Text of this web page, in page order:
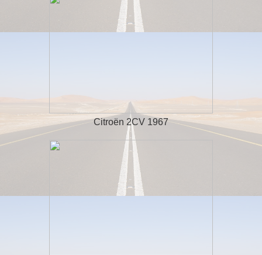
Citroën 2CV 1967